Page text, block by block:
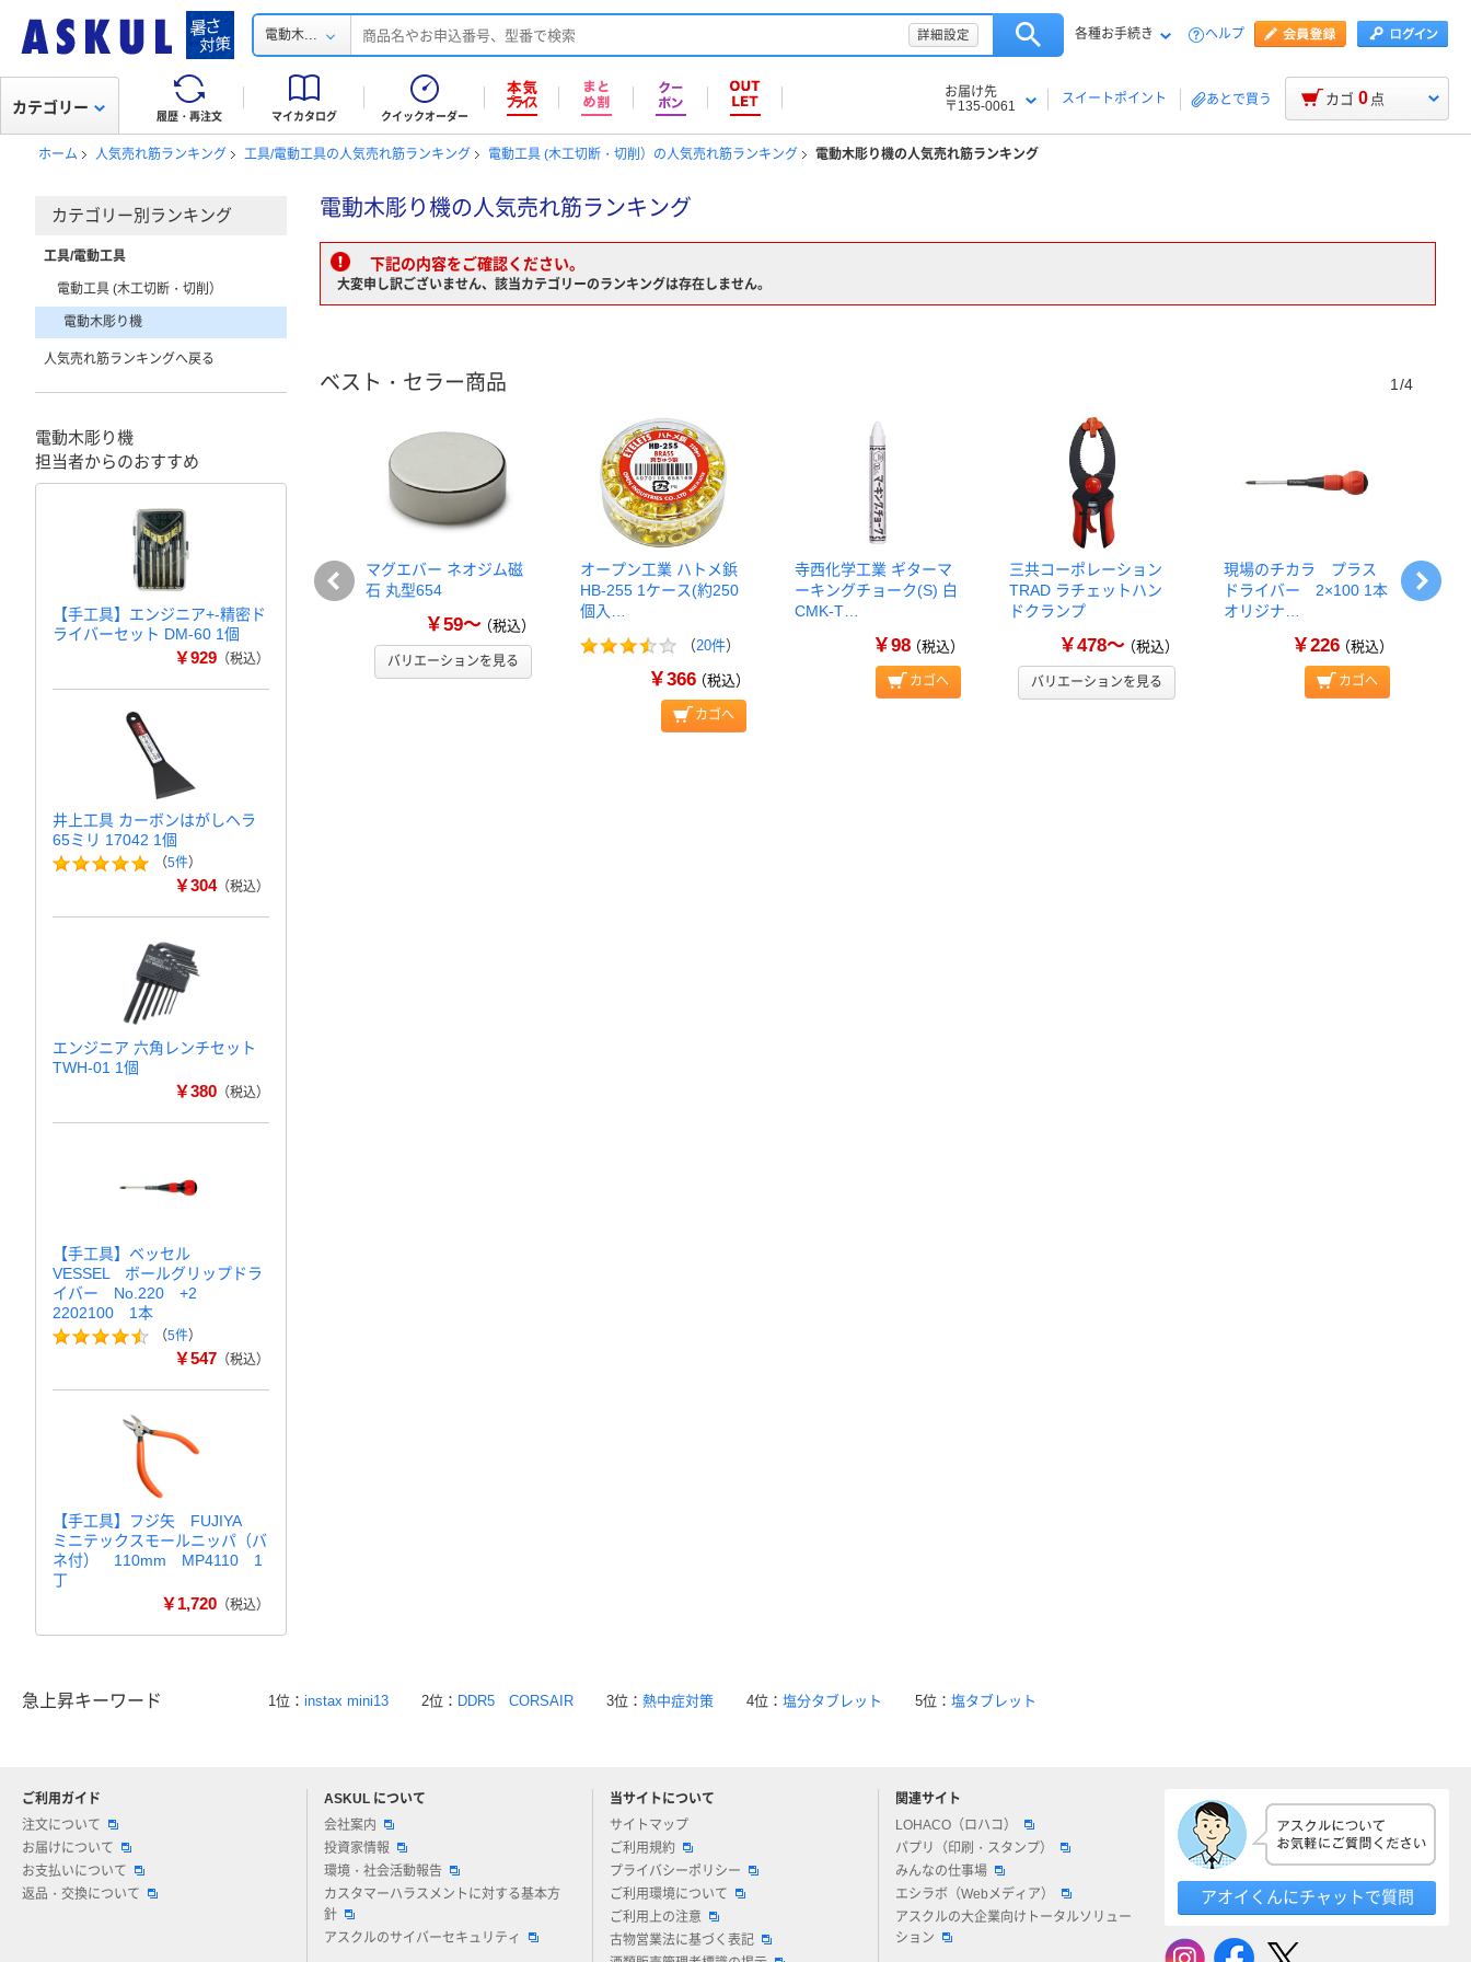
電動木... 詳細設定 各種お手続き ヘルプ
履歴・再注文 マイカタログ クイックオーダー
お届け先
〒135-0061
スイートポイント あとで買う
カテゴリー カゴ 0 点
ホーム 人気売れ筋ランキング 工具/電動工具の人気売れ筋ランキング 電動工具 (木工切断・切削）の人気売れ筋ランキング 電動木彫り機の人気売れ筋ランキング
電動木彫り機の人気売れ筋ランキング
下記の内容をご確認ください。
大変申し訳ございません、該当カテゴリーのランキングは存在しません。
ベスト・セラー商品
マグエバー ネオジム磁
石 丸型654
￥59～（税込）
バリエーションを見る
オープン工業 ハトメ鋲
HB-255 1ケース(約250
個入…
（20件）
￥366（税込）
カゴへ
寺西化学工業 ギターマ
ーキングチョーク(S) 白
CMK-T…
￥98（税込）
カゴへ
三共コーポレーション
TRAD ラチェットハン
ドクランプ
￥478～（税込）
バリエーションを見る
現場のチカラ プラス
ドライバー 2×100 1本
オリジナ…
￥226（税込）
カゴへ
万
1/4
カテゴリー別ランキング
工具/電動工具
電動工具 (木工切断・切削）
電動木彫り機
人気売れ筋ランキングへ戻る
電動木彫り機
担当者からのおすすめ
【手工具】エンジニア+-精密ド
ライバーセット DM-60 1個
￥929 （税込）
井上工具 カーボンはがしヘラ
65ミリ 17042 1個
（5件）
￥304（税込）
エンジニア 六角レンチセット
TWH-01 1個
￥380 （税込）
【手工具】ベッセル
VESSEL ボールグリップドラ
イバー No.220 +2
2202100 1本
（5件）
￥547 （税込）
【手工具】フジ矢 FUJIYA
ミニテックスモールニッパ（バ
ネ付） 110mm MP4110 1
丁
￥1,720 （税込）
急上昇キーワード 1位： instax mini13 2位： DDR5 CORSAIR 3位： 熱中症対策 4位： 塩分タブレット 5位： 塩タブレット
ご利用ガイド
注文について
お届けについて
お支払いについて
返品・交換について
ASKUL について
会社案内
投資家情報
環境・社会活動報告
カスタマーハラスメントに対する基本方
針
アスクルのサイバーセキュリティ
当サイトについて
サイトマップ
ご利用規約
プライバシーポリシー
ご利用環境について
ご利用上の注意
古物営業法に基づく表記
関連サイト
LOHACO（ロハコ）
パプリ（印刷・スタンプ）
みんなの仕事場
エシラボ（Webメディア）
アスクルの大企業向けトータルソリュー
ション
アスクルについてお気軽にご質問ください
アオイくんにチャットで質問